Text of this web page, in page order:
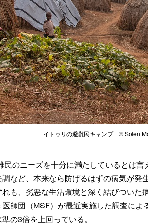
イトゥリの避難民キャンプ © Solen
民のニーズを十分に満たしているとは
調など、本来なら防げるはずの病気が発
も、劣悪な生活環境と深く結びついた
師団（MSF）が最近実施した調査に
の3倍を上回っている。